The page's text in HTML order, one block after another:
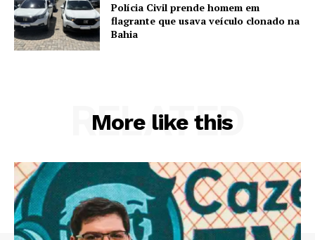
Polícia Civil prende homem em
flagrante que usava veículo clonado na
Bahia
More like this
RELATED